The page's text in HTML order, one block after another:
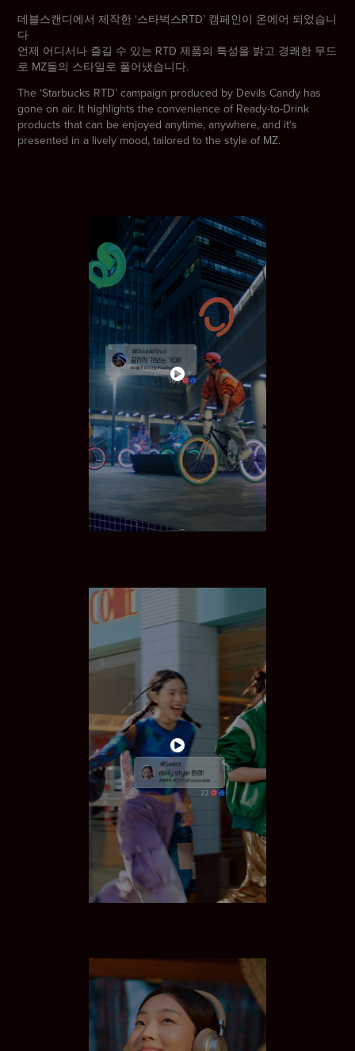
데블스캔디에서 제작한 ‘스타벅스RTD’ 캠페인이 온에어 되었습니
다
언제 어디서나 즐길 수 있는 RTD 제품의 특성을 밝고 경쾌한 무드
로 MZ들의 스타일로 풀어냈습니다.
The ‘Starbucks RTD’ campaign produced by Devils Candy has
gone on air. It highlights the convenience of Ready-to-Drink
products that can be enjoyed anytime, anywhere, and it‘s
presented in a lively mood, tailored to the style of MZ.​​​​​​​